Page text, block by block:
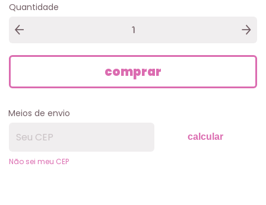
Quantidade
Meios de envio
calcular
Não sei meu CEP